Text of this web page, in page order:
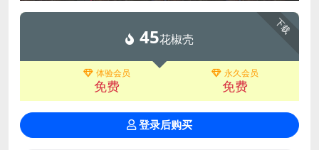
下载
45花椒壳
体验会员
免费
永久会员
免费
登录后购买